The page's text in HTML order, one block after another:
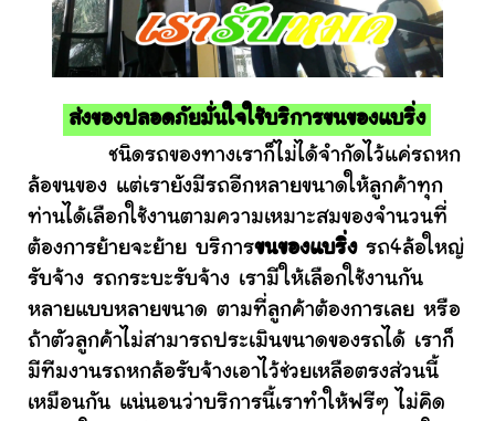
ส่งของปลอดภัยมั่นใจใช้บริการขนของแบริ่ง
ชนิดรถของทางเราก็ไม่ได้จำกัดไว้แค่รถหก
ล้อขนของ แต่เรายังมีรถอีกหลายขนาดให้ลูกค้าทุก
ท่านได้เลือกใช้งานตามความเหมาะสมของจำนวนที่
ต้องการย้ายจะย้าย บริการขนของแบริ่งรถ4ล้อใหญ่
รับจ้าง รถกระบะรับจ้าง เรามีให้เลือกใช้งานกัน
หลายแบบหลายขนาด ตามที่ลูกค้าต้องการเลย หรือ
ถ้าตัวลูกค้าไม่สามารถประเมินขนาดของรถได้ เราก็
มีทีมงานรถหกล้อรับจ้างเอาไว้ช่วยเหลือตรงส่วนนี้
เหมือนกัน แน่นอนว่าบริการนี้เราทำให้ฟรีๆ ไม่คิด